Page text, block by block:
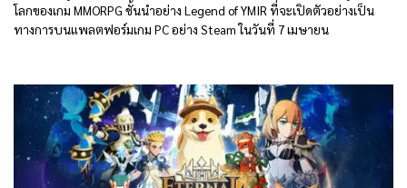
โลกของเกม MMORPG ชั้นนำอย่าง Legend of YMIR ที่จะเปิดตัวอย่างเป็น
ทางการบนแพลตฟอร์มเกม PC อย่าง Steam ในวันที่ 7 เมษายน